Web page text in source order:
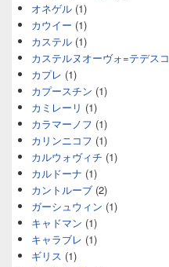
オネゲル (1)
カウイー (1)
カステル (1)
カステルヌオーヴォ=テデスコ
カプレ (1)
カプースチン (1)
カミレーリ (1)
カラマーノフ (1)
カリンニコフ (1)
カルウォヴィチ (1)
カルドーナ (1)
カントルーブ (2)
ガーシュウィン (1)
キャドマン (1)
キャラブレ (1)
ギリス (1)